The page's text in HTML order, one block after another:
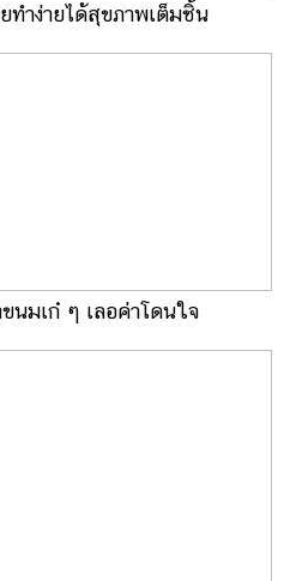
ำง่ายได้สุขภาพเต็มชิ้น
นมเก๋ ๆ เลอค่าโดนใจ